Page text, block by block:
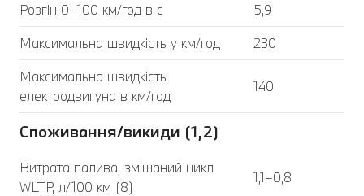
Розгін 0–100 км/год в с
5,9
Максимальна швидкість у км/год
230
Максимальна швидкість
електродвигуна в км/год
140
Споживання/викиди (1,2)
Витрата палива, змішаний цикл
WLTP, л/100 км (8)
1,1–0,8